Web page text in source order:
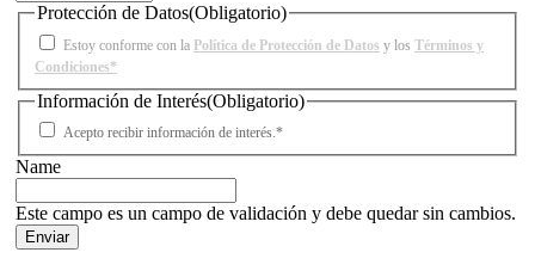
Protección de Datos(Obligatorio)
Estoy conforme con la Política de Protección de Datos y los Términos y
Condiciones*
Información de Interés(Obligatorio)
Acepto recibir información de interés.*
Name
Este campo es un campo de validación y debe quedar sin cambios.